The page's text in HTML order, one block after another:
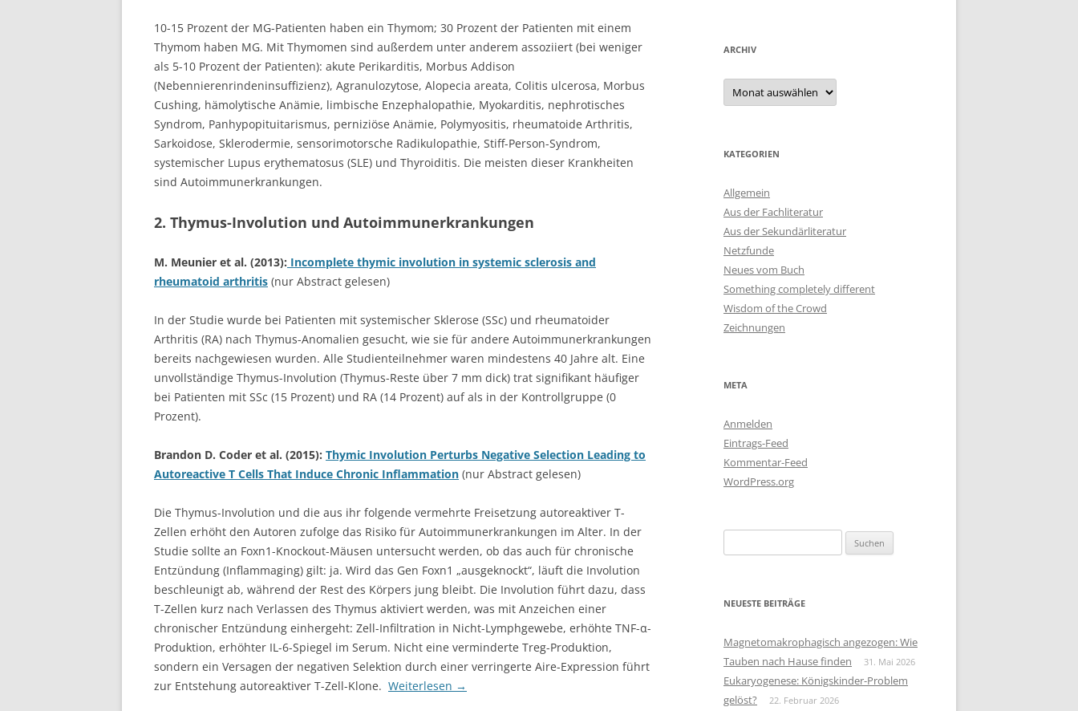
10-15 Prozent der MG-Patienten haben ein Thymom; 30 Prozent der Patienten mit einem
Thymom haben MG. Mit Thymomen sind außerdem unter anderem assoziiert (bei weniger
als 5-10 Prozent der Patienten): akute Perikarditis, Morbus Addison
(Nebennierenrindeninsuffizienz), Agranulozytose, Alopecia areata, Colitis ulcerosa, Morbus
Cushing, hämolytische Anämie, limbische Enzephalopathie, Myokarditis, nephrotisches
Syndrom, Panhypopituitarismus, perniziöse Anämie, Polymyositis, rheumatoide Arthritis,
Sarkoidose, Sklerodermie, sensorimotorsche Radikulopathie, Stiff-Person-Syndrom,
systemischer Lupus erythematosus (SLE) und Thyroiditis. Die meisten dieser Krankheiten
sind Autoimmunerkrankungen.
2. Thymus-Involution und Autoimmunerkrankungen
M. Meunier et al. (2013): Incomplete thymic involution in systemic sclerosis and
rheumatoid arthritis (nur Abstract gelesen)
In der Studie wurde bei Patienten mit systemischer Sklerose (SSc) und rheumatoider
Arthritis (RA) nach Thymus-Anomalien gesucht, wie sie für andere Autoimmunerkrankungen
bereits nachgewiesen wurden. Alle Studienteilnehmer waren mindestens 40 Jahre alt. Eine
unvollständige Thymus-Involution (Thymus-Reste über 7 mm dick) trat signifikant häufiger
bei Patienten mit SSc (15 Prozent) und RA (14 Prozent) auf als in der Kontrollgruppe (0
Prozent).
Brandon D. Coder et al. (2015): Thymic Involution Perturbs Negative Selection Leading to
Autoreactive T Cells That Induce Chronic Inflammation (nur Abstract gelesen)
Die Thymus-Involution und die aus ihr folgende vermehrte Freisetzung autoreaktiver T-
Zellen erhöht den Autoren zufolge das Risiko für Autoimmunerkrankungen im Alter. In der
Studie sollte an Foxn1-Knockout-Mäusen untersucht werden, ob das auch für chronische
Entzündung (Inflammaging) gilt: ja. Wird das Gen Foxn1 „ausgeknockt“, läuft die Involution
beschleunigt ab, während der Rest des Körpers jung bleibt. Die Involution führt dazu, dass
T-Zellen kurz nach Verlassen des Thymus aktiviert werden, was mit Anzeichen einer
chronischer Entzündung einhergeht: Zell-Infiltration in Nicht-Lymphgewebe, erhöhte TNF-α-
Produktion, erhöhter IL-6-Spiegel im Serum. Nicht eine verminderte Treg-Produktion,
sondern ein Versagen der negativen Selektion durch einer verringerte Aire-Expression führt
zur Entstehung autoreaktiver T-Zell-Klone. Weiterlesen →
ARCHIV
Archiv
KATEGORIEN
Allgemein
Aus der Fachliteratur
Aus der Sekundärliteratur
Netzfunde
Neues vom Buch
Something completely different
Wisdom of the Crowd
Zeichnungen
META
Anmelden
Eintrags-Feed
Kommentar-Feed
WordPress.org
nach:
NEUESTE BEITRÄGE
Magnetomakrophagisch angezogen: Wie
Tauben nach Hause finden
31. Mai 2026
Eukaryogenese: Königskinder-Problem
gelöst?
22. Februar 2026